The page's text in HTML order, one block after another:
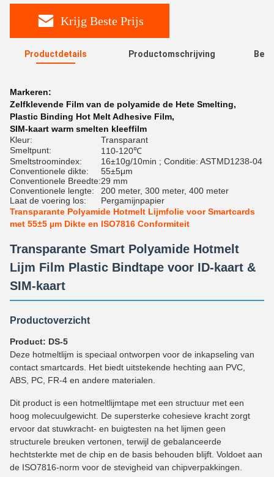
Krijg Beste Prijs
Productdetails Productomschrijving
Markeren:
Zelfklevende Film van de polyamide de Hete Smelting,
Plastic Binding Hot Melt Adhesive Film,
SIM-kaart warm smelten kleeffilm
Kleur:
Transparant
Smeltpunt:
110-120℃
Smeltstroomindex:
16±10g/10min ; Conditie: ASTMD1238-04
Conventionele dikte:
55±5μm
Conventionele Breedte:29 mm
Conventionele lengte:
200 meter, 300 meter, 400 meter
Laat de voering los:
Pergamijnpapier
Transparante Polyamide Hotmelt Lijmfolie voor Smartcards
met 55±5 µm Dikte en ISO7816 Conformiteit
Transparante Smart Polyamide Hotmelt
Lijm Film Plastic Bindtape voor ID-kaart &
SIM-kaart
Productoverzicht
Product: DS-5
Deze hotmeltlijm is speciaal ontworpen voor de inkapseling van
contact smartcards. Het biedt uitstekende hechting aan PVC,
ABS, PC, FR-4 en andere materialen.
Dit product is een hotmeltlijmtape met een structuur met een
hoog molecuulgewicht. De supersterke cohesieve kracht zorgt
ervoor dat stuwkracht- en buigtesten na het lijmen geen
structurele breuken vertonen, terwijl de gebalanceerde
hechtsterkte met de chip en de basis behouden blijft. Voldoet aan
de ISO7816-norm voor de stevigheid van chipverpakkingen.